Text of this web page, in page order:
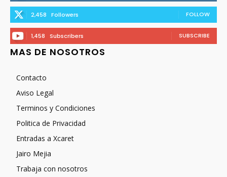
2,458 Followers FOLLOW
1,458 Subscribers SUBSCRIBE
MAS DE NOSOTROS
Contacto
Aviso Legal
Terminos y Condiciones
Politica de Privacidad
Entradas a Xcaret
Jairo Mejia
Trabaja con nosotros